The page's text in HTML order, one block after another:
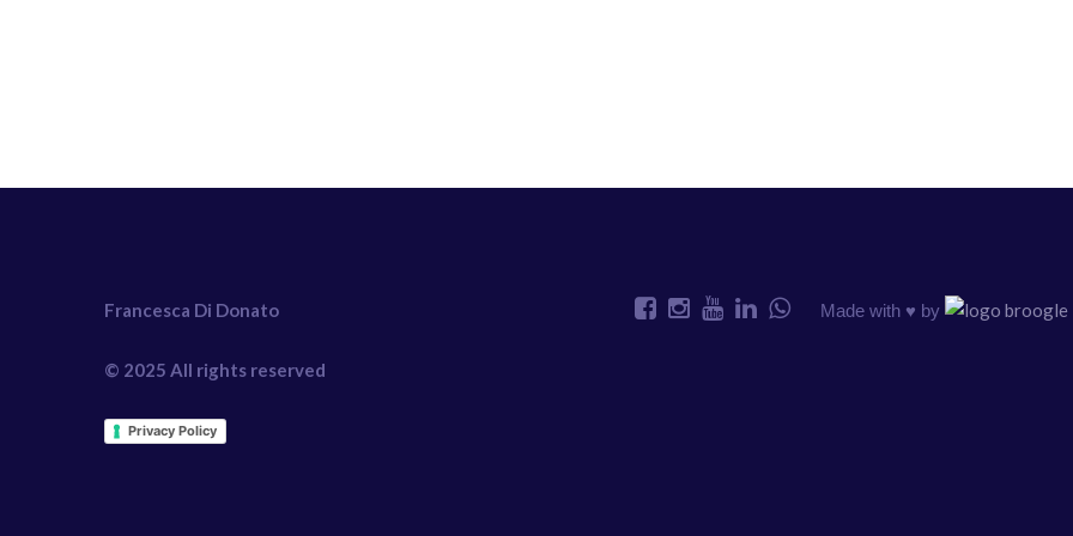
Francesca Di Donato
© 2025 All rights reserved
Privacy Policy
Made with ♥️ by